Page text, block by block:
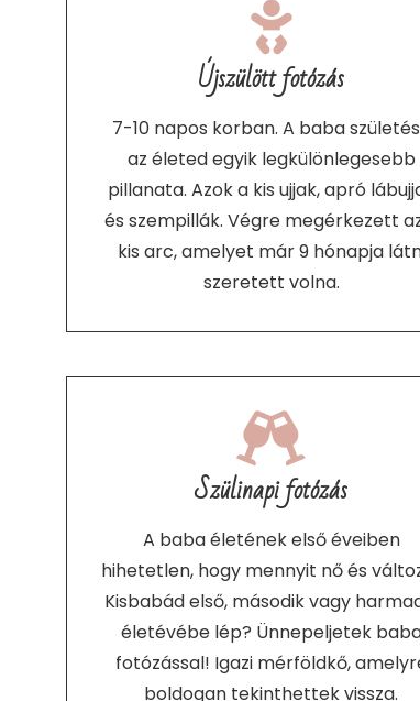
Újszülött fotózás
7-10 napos korban. A baba
az életed egyik legkülönlegesebb
pillanata. Azok a kis ujjak, apró
és szempillák. Végre megérkezett
kis arc, amelyet már 9 hónapja
szeretett volna.
Szülinapi fotózás
A baba életének első éveiben
hihetetlen, hogy mennyit nő és
Kisbabád első, második vagy
életévébe lép? Ünnepeljetek
fotózással! Igazi mérföldkő,
boldogan tekinthettek vissza.